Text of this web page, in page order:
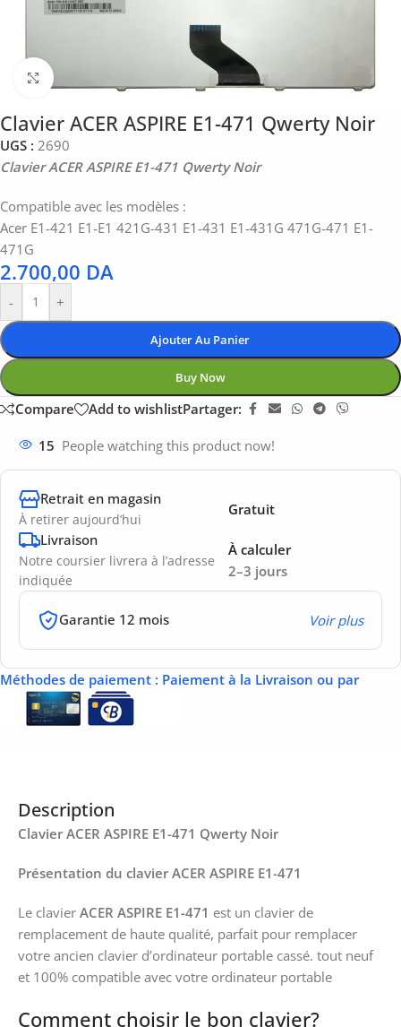
Click to enlarge
Clavier ACER ASPIRE E1-471 Qwerty Noir
UGS : 2690
Clavier ACER ASPIRE E1-471 Qwerty Noir
Compatible avec les modèles :
Acer E1-421 E1-E1 421G-431 E1-431 E1-431G 471G-471 E1-
471G
2.700,00 DA
- +
Ajouter Au Panier
Buy Now
Compare Add to wishlistPartager:
15 People watching this product now!
Retrait en magasin
À retirer aujourd’hui
Gratuit
Livraison
Notre coursier livrera à l’adresse
indiquée
2–3 jours
À calculer
Garantie 12 mois Voir plus
Méthodes de paiement : Paiement à la Livraison ou par
Description
Clavier ACER ASPIRE E1-471 Qwerty Noir
Présentation du clavier ACER ASPIRE E1-471
Le clavier ACER ASPIRE E1-471 est un clavier de
remplacement de haute qualité, parfait pour remplacer
votre ancien clavier d’ordinateur portable cassé. tout neuf
et 100% compatible avec votre ordinateur portable
Comment choisir le bon clavier?